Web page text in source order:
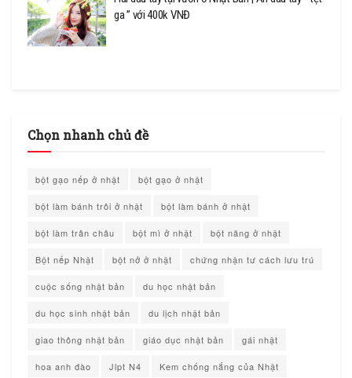
ga ” với 400k VNĐ
Chọn nhanh chủ đề
bột gạo nếp ở nhật bột gạo ở nhật
bột làm bánh trôi ở nhật bột làm bánh ở nhật
bột làm trân châu bột mì ở nhật bột năng ở nhật
Bột nếp Nhật bột nở ở nhật chứng nhận tư cách lưu trú
cuộc sống nhật bản du học nhật bản
du học sinh nhật bản du lịch nhật bản
giao thông nhật bản giáo dục nhật bản gái nhật
hoa anh đào Jlpt N4 Kem chống nắng của Nhật